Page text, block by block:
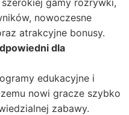
nowoczesne
atrakcyjne bonusy.
dla
edukacyjne i
nowi gracze szybko
zabawy.